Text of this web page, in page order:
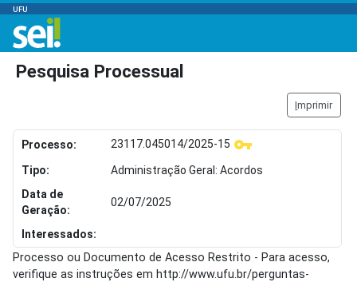
UFU
Pesquisa Processual
Imprimir
Processo: 23117.045014/2025-15
Tipo:
Administração Geral: Acordos
Data de
Geração:
02/07/2025
Interessados:
Processo ou Documento de Acesso Restrito - Para acesso,
verifique as instruções em http://www.ufu.br/perguntas-